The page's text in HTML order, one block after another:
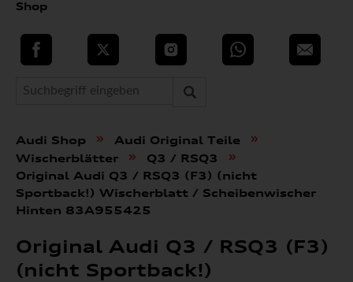
Shop
teilen Twitter Instagram WhatsApp E-Mail
Audi Shop » Audi Original Teile »
Wischerblätter » Q3 / RSQ3 »
Original Audi Q3 / RSQ3 (F3) (nicht
Sportback!) Wischerblatt / Scheibenwischer
Hinten 83A955425
Original Audi Q3 / RSQ3 (F3)
(nicht Sportback!)